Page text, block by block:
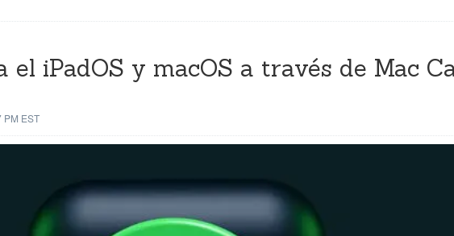
el iPadOS y macOS a través de Mac
PM EST